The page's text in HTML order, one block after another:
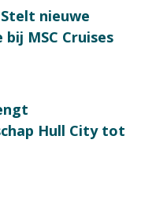
nieuwe
bij MSC Cruises
Hull City tot